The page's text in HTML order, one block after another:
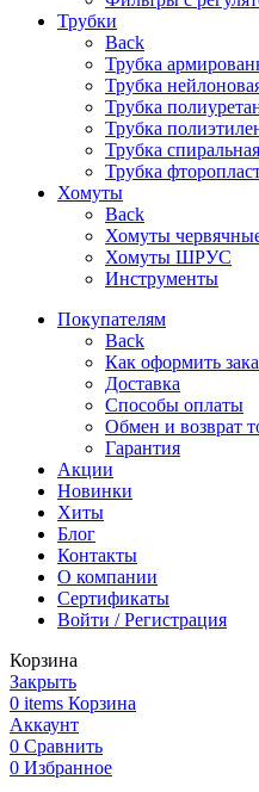
Трубки
Back
Трубка
Трубка
Трубка
Трубка
Трубка спиральная
Трубка
Хомуты
Back
Хомуты
Хомуты ШРУС
Инструменты
Покупателям
Back
Как оформить
Доставка
Способы оплаты
Обмен и возврат
Гарантия
Акции
Новинки
Хиты
Блог
Контакты
О компании
Сертификаты
Войти / Регистрация
Корзина
Закрыть
0 items Корзина
Аккаунт
0 Сравнить
0 Избранное